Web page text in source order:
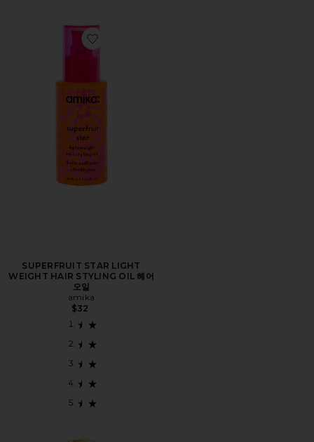
Favorite SUPERFRUIT STAR LIGHT WEIGHT HAIR
SUPERFRUIT STAR LIGHT
WEIGHT HAIR STYLING OIL 헤어
오일
amika
$32